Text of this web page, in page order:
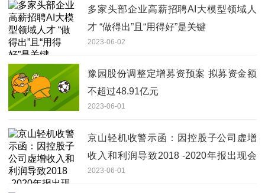
多家头部企业高薪招聘AI大模型领域人
才 “做得出”且“用得好”是关键
2023-06-02
豫园股份调整定增募资预案 拟募资金额
不超过48.91亿元
2023-06-01
京山轻机收警示函：因控股子公司虚增
收入和利润导致2018 -2020年报出现会
计差错-环球今日讯
2023-06-01